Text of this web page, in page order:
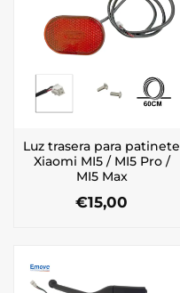
Luz trasera para patinete
Xiaomi MI5 / MI5 Pro /
MI5 Max
€15,00